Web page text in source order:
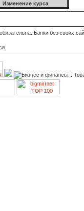
Изменение курса
Банки без своих